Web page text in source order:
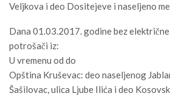
Veljkova i deo Dositejeve i naseljeno
Dana 01.03.2017. godine bez
potrošači iz:
U vremenu od do
Opština Kruševac: deo naseljenog
Šašilovac, ulica Ljube Ilića i deo